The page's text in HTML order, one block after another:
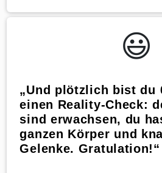
😃️
„Und plötzlich bist du
einen Reality-Check:
sind erwachsen, du
ganzen Körper und
Gelenke. Gratulation!“